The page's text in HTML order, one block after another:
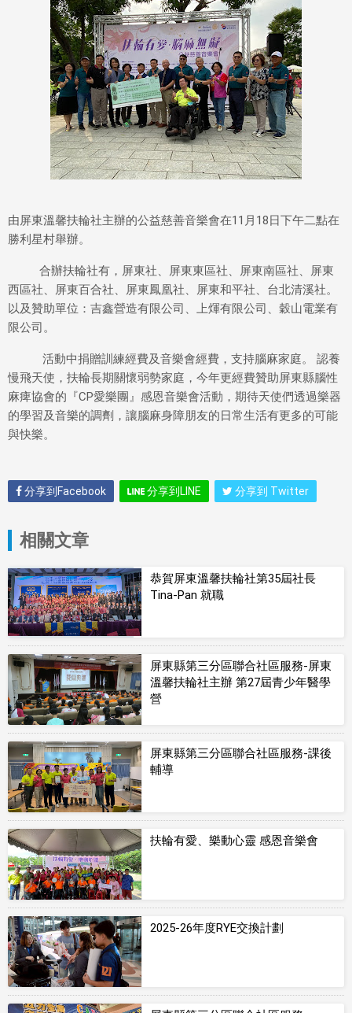
由屏東溫馨扶輪社主辦的公益慈善音樂會在11月18日下午二點在
勝利星村舉辦。
合辦扶輪社有，屏東社、屏東東區社、屏東南區社、屏東
西區社、屏東百合社、屏東鳳凰社、屏東和平社、台北清溪社。
以及贊助單位：吉鑫營造有限公司、上煇有限公司、穀山電業有
限公司。
活動中捐贈訓練經費及音樂會經費，支持腦麻家庭。 認養
慢飛天使，扶輪長期關懷弱勢家庭，今年更經費贊助屏東縣腦性
麻痺協會的『CP愛樂團』感恩音樂會活動，期待天使們透過樂器
的學習及音樂的調劑，讓腦麻身障朋友的日常生活有更多的可能
與快樂。
分享到Facebook 分享到LINE 分享到 Twitter
相關文章
恭賀屏東溫馨扶輪社第35屆社長
Tina-Pan 就職
屏東縣第三分區聯合社區服務-屏東
溫馨扶輪社主辦 第27屆青少年醫學
營
屏東縣第三分區聯合社區服務-課後
輔導
扶輪有愛、樂動心靈 感恩音樂會
2025-26年度RYE交換計劃